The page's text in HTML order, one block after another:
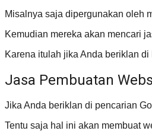
Misalnya saja dipergunakan oleh
Kemudian mereka akan mencari
Karena itulah jika Anda beriklan di
Jasa Pembuatan
Jika Anda beriklan di pencarian
Tentu saja hal ini akan membuat